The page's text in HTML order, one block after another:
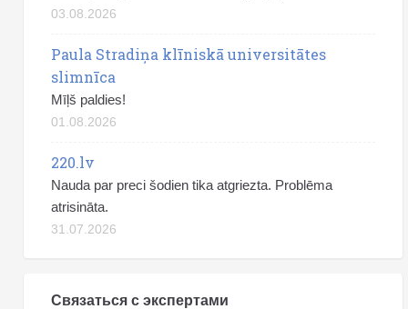
03.08.2026
Paula Stradiņa klīniskā universitātes
slimnīca
Mīļš paldies!
01.08.2026
220.lv
Nauda par preci šodien tika atgriezta. Problēma
atrisināta.
31.07.2026
Связаться с экспертами